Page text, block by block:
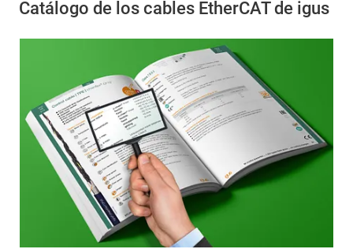
Catálogo de los cables EtherCAT de igus